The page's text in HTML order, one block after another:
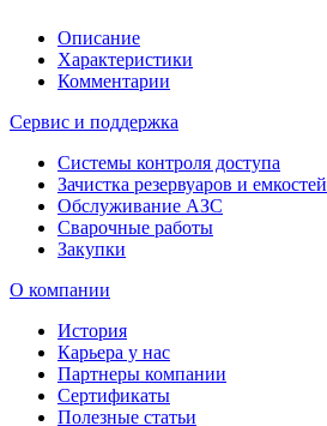
Описание
Характеристики
Комментарии
Сервис и поддержка
Системы контроля доступа
Зачистка резервуаров и емкостей
Обслуживание АЗС
Сварочные работы
Закупки
О компании
История
Карьера у нас
Партнеры компании
Сертификаты
Полезные статьи